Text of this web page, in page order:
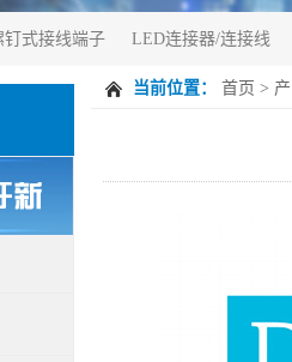
钉式接线端子 LED连接器/连接线
当前位置： 首页 >